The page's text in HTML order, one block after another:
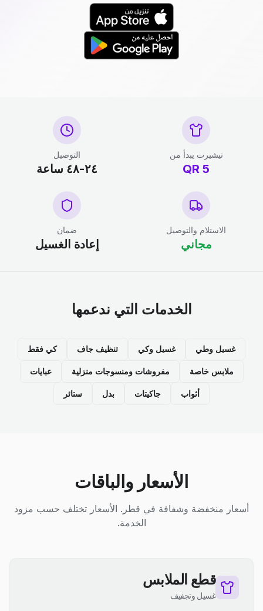
تيشيرت يبدأ من
5
QR
التوصيل
٢٤-٤٨ ساعة
الاستلام والتوصيل
مجاني
ضمان
إعادة الغسيل
الخدمات التي ندعمها
غسيل وطي غسيل وكي تنظيف جاف كي فقط
ملابس خاصة مفروشات ومنسوجات منزلية عبايات
أثواب جاكيتات بدل ستائر
الأسعار والباقات
أسعار منخفضة وشفافة في قطر. الأسعار تختلف حسب مزود
الخدمة.
قطع الملابس
غسيل وتجفيف